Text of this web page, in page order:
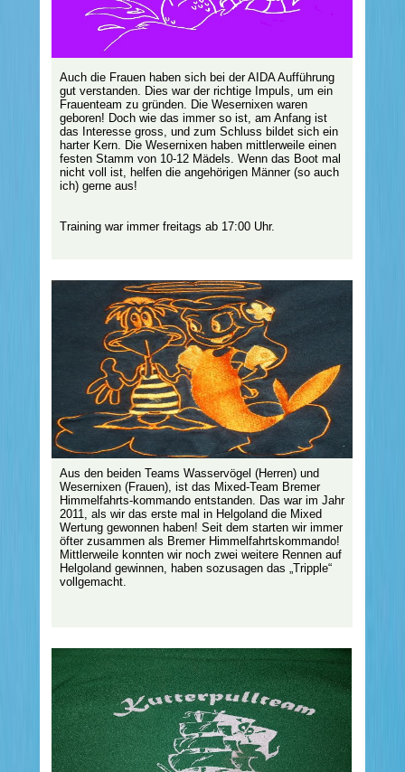
Auch die Frauen haben sich bei der AIDA Aufführung
gut verstanden. Dies war der richtige Impuls, um ein
Frauenteam zu gründen. Die Wesernixen waren
geboren! Doch wie das immer so ist, am Anfang ist
das Interesse gross, und zum Schluss bildet sich ein
harter Kern. Die Wesernixen haben mittlerweile einen
festen Stamm von 10-12 Mädels. Wenn das Boot mal
nicht voll ist, helfen die angehörigen Männer (so auch
ich) gerne aus!
Training war immer freitags ab 17:00 Uhr.
Aus den beiden Teams Wasservögel (Herren) und
Wesernixen (Frauen), ist das Mixed-Team Bremer
Himmelfahrts-kommando entstanden. Das war im Jahr
2011, als wir das erste mal in Helgoland die Mixed
Wertung gewonnen haben! Seit dem starten wir immer
öfter zusammen als Bremer Himmelfahrtskommando!
Mittlerweile konnten wir noch zwei weitere Rennen auf
Helgoland gewinnen, haben sozusagen das „Tripple“
vollgemacht.